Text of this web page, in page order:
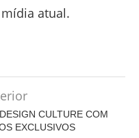
atual.
CULTURE COM
EXCLUSIVOS